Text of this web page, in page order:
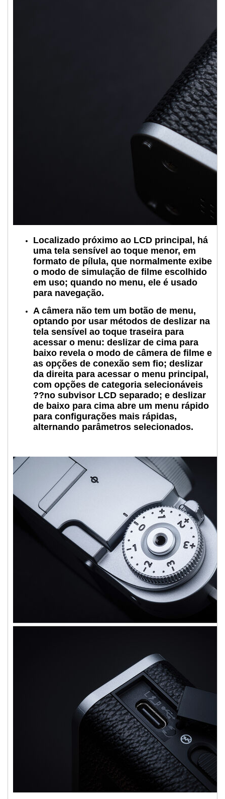
Localizado próximo ao LCD principal, há
uma tela sensível ao toque menor, em
formato de pílula, que normalmente exibe
o modo de simulação de filme escolhido
em uso; quando no menu, ele é usado
para navegação.
A câmera não tem um botão de menu,
optando por usar métodos de deslizar na
tela sensível ao toque traseira para
acessar o menu: deslizar de cima para
baixo revela o modo de câmera de filme e
as opções de conexão sem fio; deslizar
da direita para acessar o menu principal,
com opções de categoria selecionáveis
??no subvisor LCD separado; e deslizar
de baixo para cima abre um menu rápido
para configurações mais rápidas,
alternando parâmetros selecionados.